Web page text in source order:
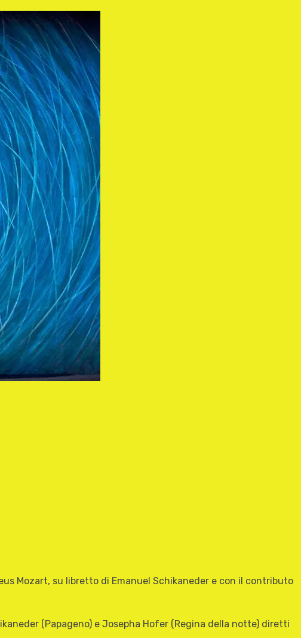
Mozart, su libretto di Emanuel Schikaneder e con il contributo
(Papageno) e Josepha Hofer (Regina della notte) diretti